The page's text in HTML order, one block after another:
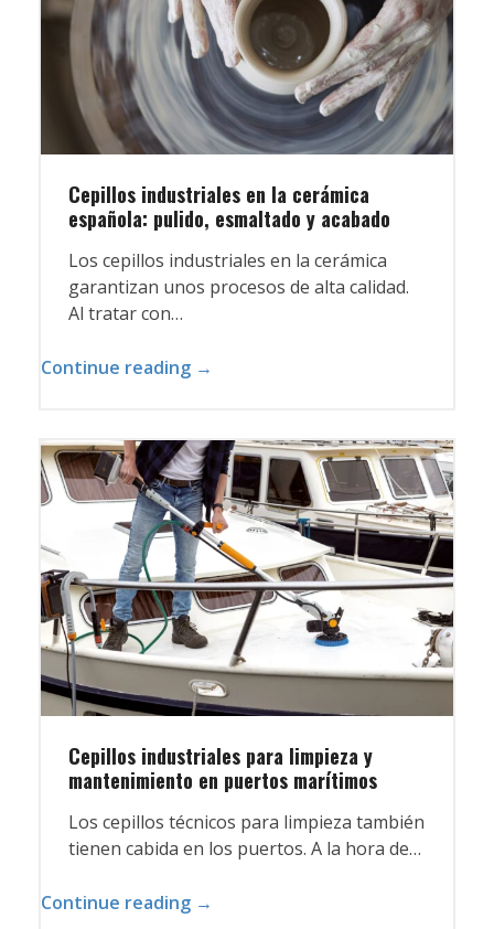
Cepillos industriales en la cerámica
española: pulido, esmaltado y acabado
Los cepillos industriales en la cerámica
garantizan unos procesos de alta calidad.
Al tratar con…
Continue reading →
Cepillos industriales para limpieza y
mantenimiento en puertos marítimos
Los cepillos técnicos para limpieza también
tienen cabida en los puertos. A la hora de…
Continue reading →